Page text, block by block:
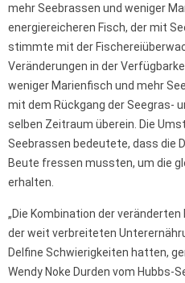
mehr Seebrassen und weniger
energiereicheren Fisch, der mit
stimmte mit der
Veränderungen in der
weniger Marienfisch und mehr
mit dem Rückgang der Seegras-
selben Zeitraum überein. Die
Seebrassen bedeutete, dass die
Beute fressen mussten, um die
erhalten.
„Die Kombination der
der weit verbreiteten
Delfine Schwierigkeiten hatten,
Wendy Noke Durden vom Hubbs-